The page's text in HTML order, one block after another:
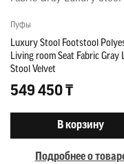
Пуфы
Luxury Stool Footstool
Living room Seat Fabric Gray
Stool Velvet
549 450 ₸
В корзину
Подробнее о